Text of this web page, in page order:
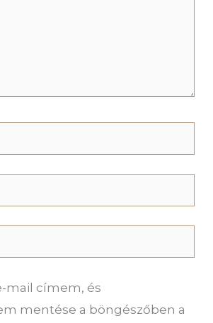
mail címem, és
mentése a böngészőben a